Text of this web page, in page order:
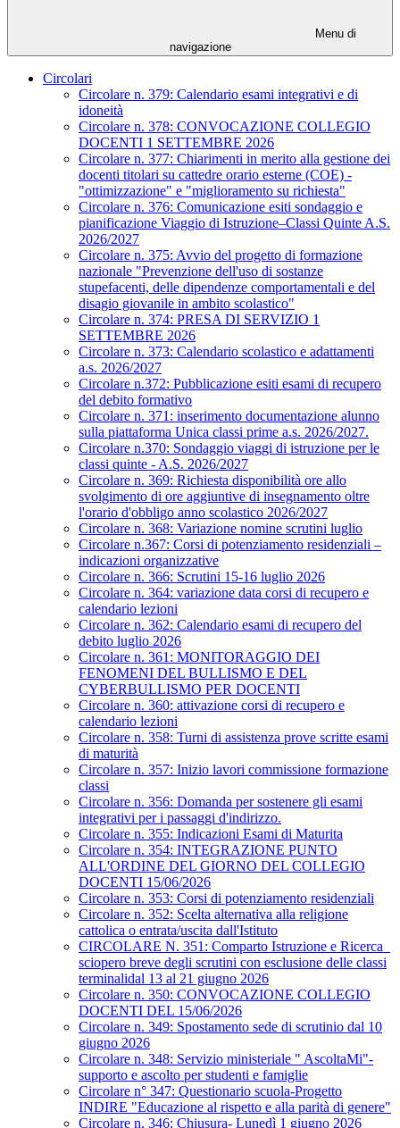
Menu di
navigazione
Circolari
Circolare n. 379: Calendario esami integrativi e di
idoneità
Circolare n. 378: CONVOCAZIONE COLLEGIO
DOCENTI 1 SETTEMBRE 2026
Circolare n. 377: Chiarimenti in merito alla gestione dei
docenti titolari su cattedre orario esterne (COE) -
"ottimizzazione" e "miglioramento su richiesta"
Circolare n. 376: Comunicazione esiti sondaggio e
pianificazione Viaggio di Istruzione–Classi Quinte A.S.
2026/2027
Circolare n. 375: Avvio del progetto di formazione
nazionale "Prevenzione dell'uso di sostanze
stupefacenti, delle dipendenze comportamentali e del
disagio giovanile in ambito scolastico"
Circolare n. 374: PRESA DI SERVIZIO 1
SETTEMBRE 2026
Circolare n. 373: Calendario scolastico e adattamenti
a.s. 2026/2027
Circolare n.372: Pubblicazione esiti esami di recupero
del debito formativo
Circolare n. 371: inserimento documentazione alunno
sulla piattaforma Unica classi prime a.s. 2026/2027.
Circolare n.370: Sondaggio viaggi di istruzione per le
classi quinte - A.S. 2026/2027
Circolare n. 369: Richiesta disponibilità ore allo
svolgimento di ore aggiuntive di insegnamento oltre
l'orario d'obbligo anno scolastico 2026/2027
Circolare n. 368: Variazione nomine scrutini luglio
Circolare n.367: Corsi di potenziamento residenziali –
indicazioni organizzative
Circolare n. 366: Scrutini 15-16 luglio 2026
Circolare n. 364: variazione data corsi di recupero e
calendario lezioni
Circolare n. 362: Calendario esami di recupero del
debito luglio 2026
Circolare n. 361: MONITORAGGIO DEI
FENOMENI DEL BULLISMO E DEL
CYBERBULLISMO PER DOCENTI
Circolare n. 360: attivazione corsi di recupero e
calendario lezioni
Circolare n. 358: Turni di assistenza prove scritte esami
di maturità
Circolare n. 357: Inizio lavori commissione formazione
classi
Circolare n. 356: Domanda per sostenere gli esami
integrativi per i passaggi d'indirizzo.
Circolare n. 355: Indicazioni Esami di Maturita
Circolare n. 354: INTEGRAZIONE PUNTO
ALL'ORDINE DEL GIORNO DEL COLLEGIO
DOCENTI 15/06/2026
Circolare n. 353: Corsi di potenziamento residenziali
Circolare n. 352: Scelta alternativa alla religione
cattolica o entrata/uscita dall'Istituto
CIRCOLARE N. 351: Comparto Istruzione e Ricerca_
sciopero breve degli scrutini con esclusione delle classi
terminalidal 13 al 21 giugno 2026
Circolare n. 350: CONVOCAZIONE COLLEGIO
DOCENTI DEL 15/06/2026
Circolare n. 349: Spostamento sede di scrutinio dal 10
giugno 2026
Circolare n. 348: Servizio ministeriale " AscoltaMi"-
supporto e ascolto per studenti e famiglie
Circolare n° 347: Questionario scuola-Progetto
INDIRE "Educazione al rispetto e alla parità di genere"
Circolare n. 346: Chiusura- Lunedì 1 giugno 2026